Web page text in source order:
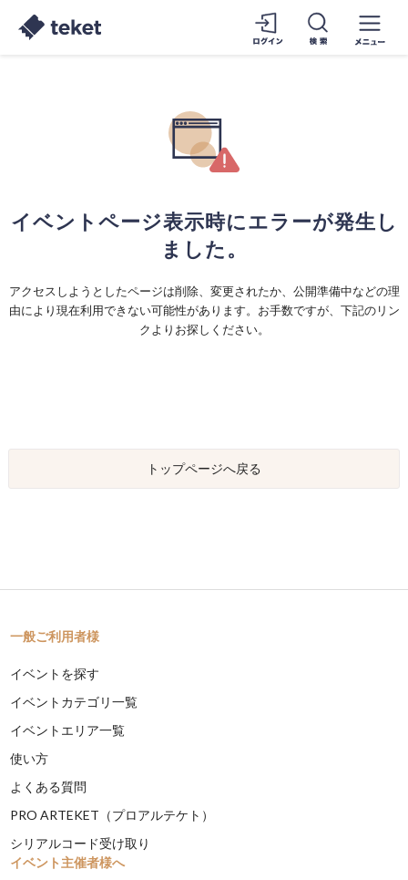
イベントページ表示時にエラーが発生し
ました。
アクセスしようとしたページは削除、変更されたか、公開準備中などの理
由により現在利用できない可能性があります。お手数ですが、下記のリン
クよりお探しください。
トップページへ戻る
一般ご利用者様
イベントを探す
イベントカテゴリ一覧
イベントエリア一覧
使い方
よくある質問
PRO ARTEKET（プロアルテケト）
シリアルコード受け取り
イベント主催者様へ